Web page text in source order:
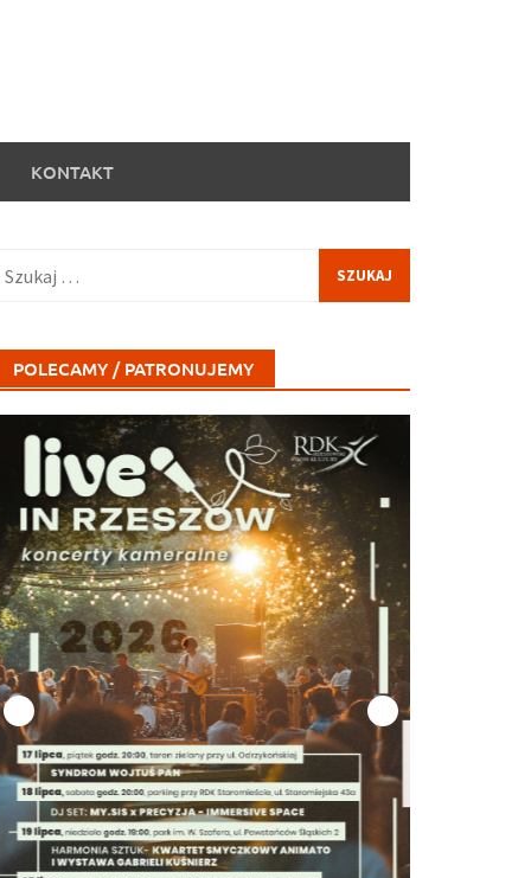
KONTAKT
POLECAMY / PATRONUJEMY